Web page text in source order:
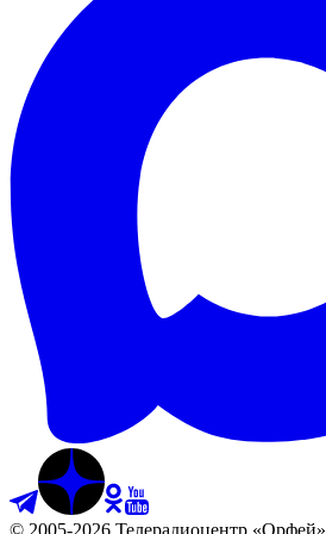
© 2005-2026 Телерадиоцентр «Орфей»